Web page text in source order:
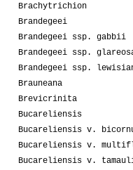
Brachytrichion
Brandegeei
Brandegeei ssp. gabbii
Brandegeei ssp.
Brandegeei ssp.
Brauneana
Brevicrinita
Bucareliensis
Bucareliensis v.
Bucareliensis v.
Bucareliensis v.